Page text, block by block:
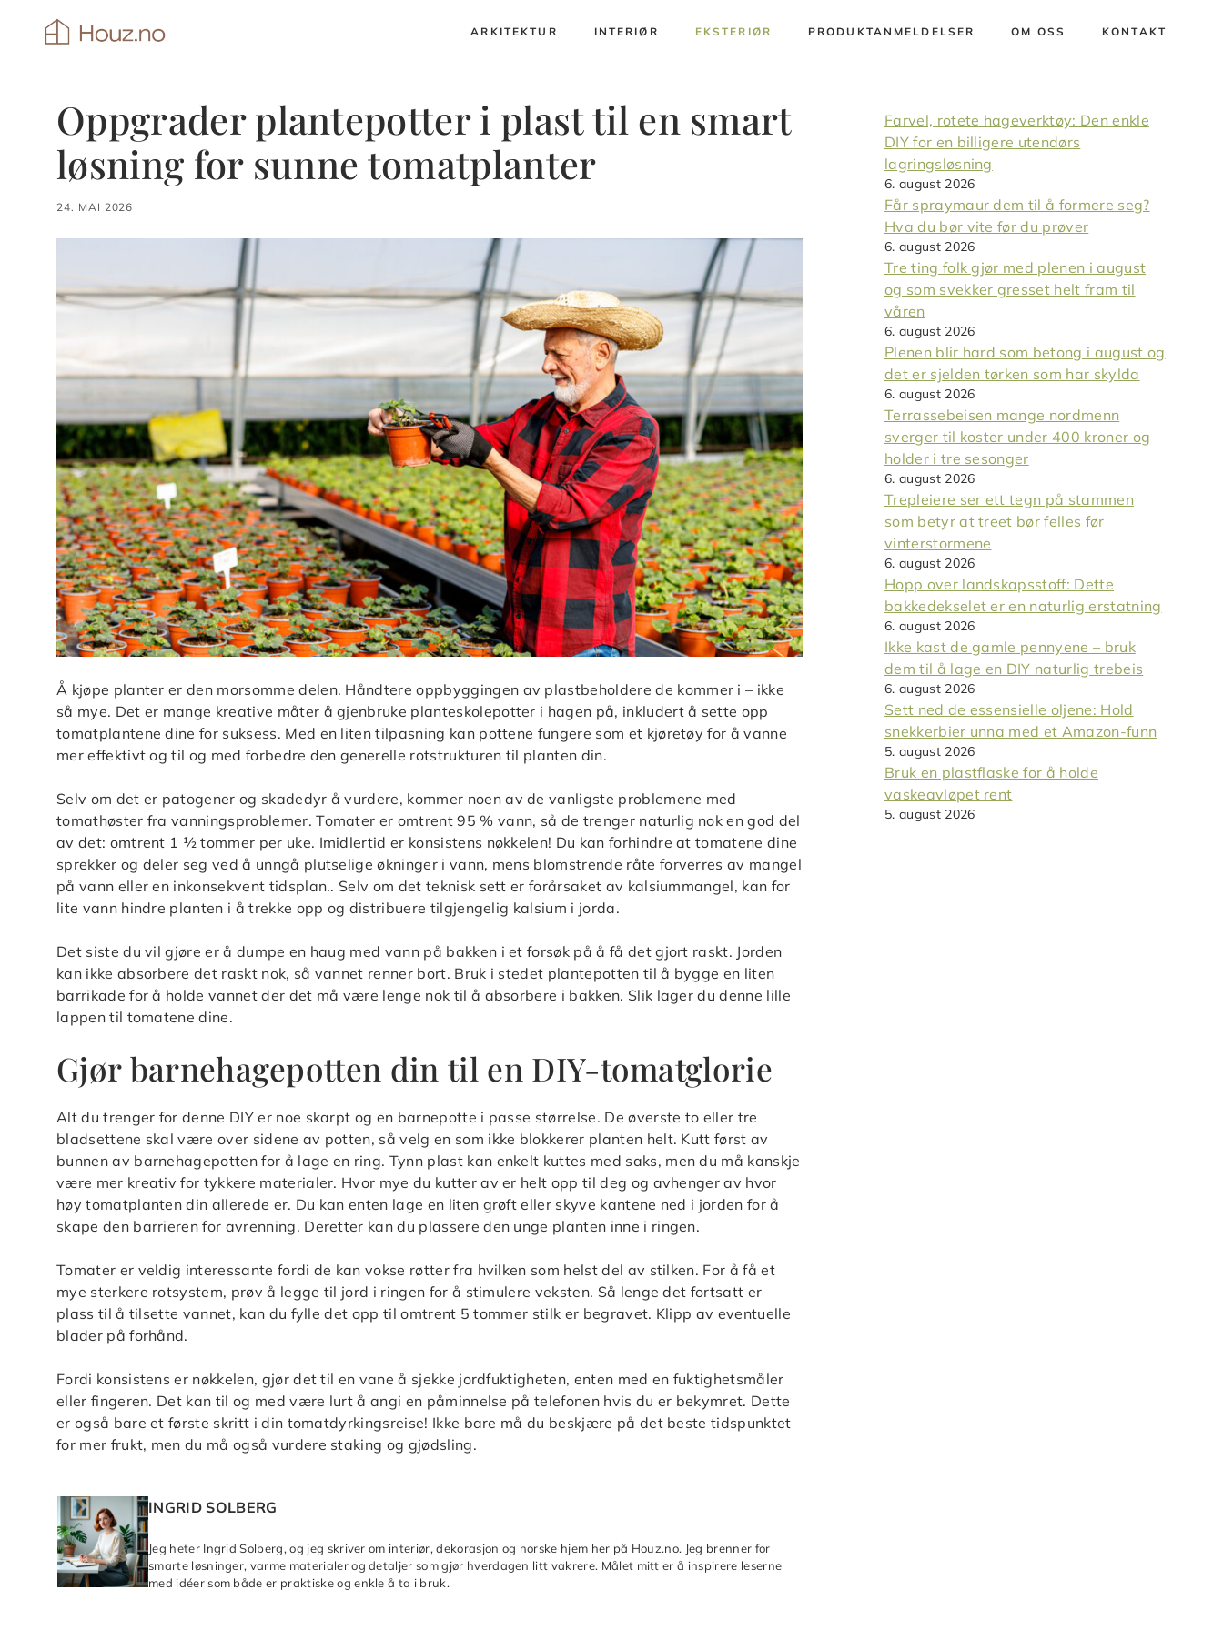
ARKITEKTUR INTERIØR EKSTERIØR PRODUKTANMELDELSER OM OSS KONTAKT
Oppgrader plantepotter i plast til en smart
løsning for sunne tomatplanter
24. MAI 2026
Å kjøpe planter er den morsomme delen. Håndtere oppbyggingen av plastbeholdere de kommer i – ikke
så mye. Det er mange kreative måter å gjenbruke planteskolepotter i hagen på, inkludert å sette opp
tomatplantene dine for suksess. Med en liten tilpasning kan pottene fungere som et kjøretøy for å vanne
mer effektivt og til og med forbedre den generelle rotstrukturen til planten din.
Selv om det er patogener og skadedyr å vurdere, kommer noen av de vanligste problemene med
tomathøster fra vanningsproblemer. Tomater er omtrent 95 % vann, så de trenger naturlig nok en god del
av det: omtrent 1 ½ tommer per uke. Imidlertid er konsistens nøkkelen! Du kan forhindre at tomatene dine
sprekker og deler seg ved å unngå plutselige økninger i vann, mens blomstrende råte forverres av mangel
på vann eller en inkonsekvent tidsplan.. Selv om det teknisk sett er forårsaket av kalsiummangel, kan for
lite vann hindre planten i å trekke opp og distribuere tilgjengelig kalsium i jorda.
Det siste du vil gjøre er å dumpe en haug med vann på bakken i et forsøk på å få det gjort raskt. Jorden
kan ikke absorbere det raskt nok, så vannet renner bort. Bruk i stedet plantepotten til å bygge en liten
barrikade for å holde vannet der det må være lenge nok til å absorbere i bakken. Slik lager du denne lille
lappen til tomatene dine.
Gjør barnehagepotten din til en DIY-tomatglorie
Alt du trenger for denne DIY er noe skarpt og en barnepotte i passe størrelse. De øverste to eller tre
bladsettene skal være over sidene av potten, så velg en som ikke blokkerer planten helt. Kutt først av
bunnen av barnehagepotten for å lage en ring. Tynn plast kan enkelt kuttes med saks, men du må kanskje
være mer kreativ for tykkere materialer. Hvor mye du kutter av er helt opp til deg og avhenger av hvor
høy tomatplanten din allerede er. Du kan enten lage en liten grøft eller skyve kantene ned i jorden for å
skape den barrieren for avrenning. Deretter kan du plassere den unge planten inne i ringen.
Tomater er veldig interessante fordi de kan vokse røtter fra hvilken som helst del av stilken. For å få et
mye sterkere rotsystem, prøv å legge til jord i ringen for å stimulere veksten. Så lenge det fortsatt er
plass til å tilsette vannet, kan du fylle det opp til omtrent 5 tommer stilk er begravet. Klipp av eventuelle
blader på forhånd.
Fordi konsistens er nøkkelen, gjør det til en vane å sjekke jordfuktigheten, enten med en fuktighetsmåler
eller fingeren. Det kan til og med være lurt å angi en påminnelse på telefonen hvis du er bekymret. Dette
er også bare et første skritt i din tomatdyrkingsreise! Ikke bare må du beskjære på det beste tidspunktet
for mer frukt, men du må også vurdere staking og gjødsling.
INGRID SOLBERG
Jeg heter Ingrid Solberg, og jeg skriver om interiør, dekorasjon og norske hjem her på Houz.no. Jeg brenner for
smarte løsninger, varme materialer og detaljer som gjør hverdagen litt vakrere. Målet mitt er å inspirere leserne
med idéer som både er praktiske og enkle å ta i bruk.
Farvel, rotete hageverktøy: Den enkle
DIY for en billigere utendørs
lagringsløsning
6. august 2026
Får spraymaur dem til å formere seg?
Hva du bør vite før du prøver
6. august 2026
Tre ting folk gjør med plenen i august
og som svekker gresset helt fram til
våren
6. august 2026
Plenen blir hard som betong i august og
det er sjelden tørken som har skylda
6. august 2026
Terrassebeisen mange nordmenn
sverger til koster under 400 kroner og
holder i tre sesonger
6. august 2026
Trepleiere ser ett tegn på stammen
som betyr at treet bør felles før
vinterstormene
6. august 2026
Hopp over landskapsstoff: Dette
bakkedekselet er en naturlig erstatning
6. august 2026
Ikke kast de gamle pennyene – bruk
dem til å lage en DIY naturlig trebeis
6. august 2026
Sett ned de essensielle oljene: Hold
snekkerbier unna med et Amazon-funn
5. august 2026
Bruk en plastflaske for å holde
vaskeavløpet rent
5. august 2026